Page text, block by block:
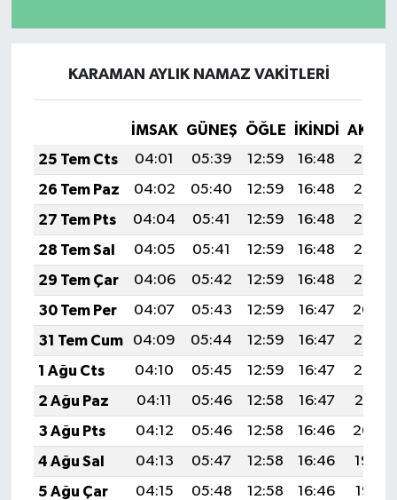
KARAMAN AYLIK NAMAZ VAKITLERI
İMSAK GÜNEŞ ÖĞLE İKINDI
25 Tem Cts
04:01 05:39 12:59 16:48
20:08
26 Tem Paz
04:02 05:40 12:59 16:48
20:08
27 Tem Pts
04:04 05:41 12:59 16:48
20:07
28 Tem Sal
04:05 05:41 12:59 16:48
20:06
29 Tem Çar
04:06 05:42 12:59 16:48
20:05
30 Tem Per
04:07 05:43 12:59 16:47
20:04
31 Tem Cum
04:09 05:44 12:59 16:47
20:03
1 Ağu Cts
04:10 05:45 12:59 16:47
20:02
2 Ağu Paz
04:11 05:46 12:58 16:47
20:01
3 Ağu Pts
04:12 05:46 12:58 16:46
20:00
4 Ağu Sal
04:13 05:47 12:58 16:46
19:59
5 Ağu Çar
04:15 05:48 12:58 16:46
19:58